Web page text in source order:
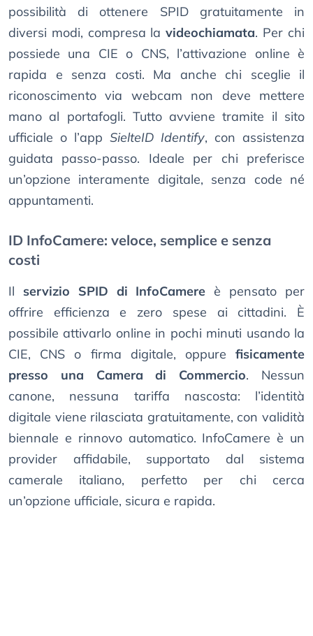
possibilità di ottenere SPID gratuitamente in
diversi modi, compresa lavideochiamata. Per chi
possiede una CIE o CNS, l’attivazione online è
rapida e senza costi. Ma anche chi sceglie il
riconoscimento via webcam non deve mettere
mano al portafogli. Tutto avviene tramite il sito
ufficiale o l’app SielteID Identify, con assistenza
guidata passo-passo. Ideale per chi preferisce
un’opzione interamente digitale, senza code né
appuntamenti.
ID InfoCamere: veloce, semplice e senza
costi
Il servizio SPID di InfoCamere è pensato per
offrire efficienza e zero spese ai cittadini. È
possibile attivarlo online in pochi minuti usando la
CIE, CNS o firma digitale, oppure fisicamente
presso una Camera di Commercio. Nessun
canone, nessuna tariffa nascosta: l’identità
digitale viene rilasciata gratuitamente, con validità
biennale e rinnovo automatico. InfoCamere è un
provider affidabile, supportato dal sistema
camerale italiano, perfetto per chi cerca
un’opzione ufficiale, sicura e rapida.